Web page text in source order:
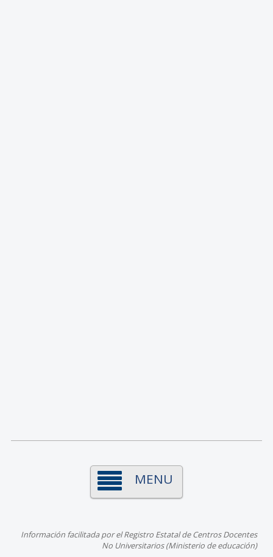
MENU
Información facilitada por el Registro Estatal de Centros Docentes
No Universitarios (Ministerio de educación)